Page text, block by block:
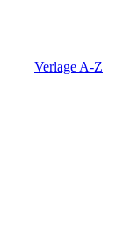
Verlage A-Z